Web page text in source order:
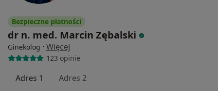
Bezpieczne płatności
dr n. med. Marcin Zębalski
Ginekolog · Więcej
123 opinie
Adres 1 Adres 2